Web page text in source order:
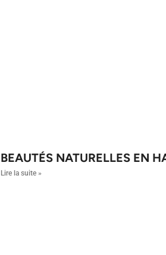
BEAUTÉS NATURELLES EN
Lire la suite »